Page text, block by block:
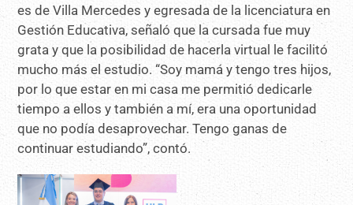
es de Villa Mercedes y egresada de la licenciatura en
Gestión Educativa, señaló que la cursada fue muy
grata y que la posibilidad de hacerla virtual le facilitó
mucho más el estudio. “Soy mamá y tengo tres hijos,
por lo que estar en mi casa me permitió dedicarle
tiempo a ellos y también a mí, era una oportunidad
que no podía desaprovechar. Tengo ganas de
continuar estudiando”, contó.